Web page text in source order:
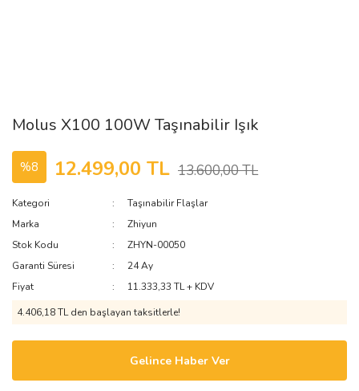
Molus X100 100W Taşınabilir Işık
%8 12.499,00 TL 13.600,00 TL
Kategori
Taşınabilir Flaşlar
Marka
Zhiyun
Stok Kodu
ZHYN-00050
Garanti Süresi
24 Ay
Fiyat
11.333,33 TL + KDV
4.406,18 TL den başlayan taksitlerle!
Gelince Haber Ver